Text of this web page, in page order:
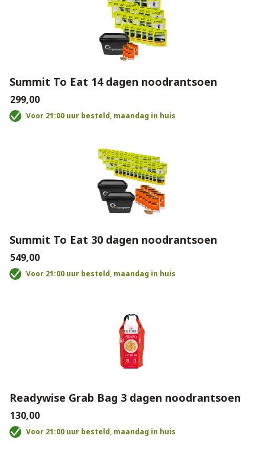
Summit To Eat 14 dagen noodrantsoen
€299,00
Voor 21:00 uur besteld, maandag in huis
Summit To Eat 30 dagen noodrantsoen
€549,00
Voor 21:00 uur besteld, maandag in huis
Readywise Grab Bag 3 dagen noodrantsoen
€130,00
Voor 21:00 uur besteld, maandag in huis